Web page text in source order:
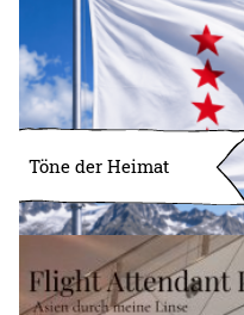
Töne der Heimat